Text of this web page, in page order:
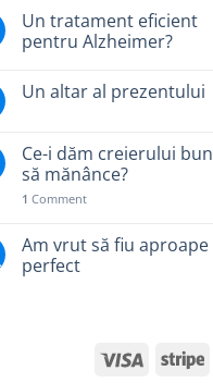
Un tratament eficient
pentru Alzheimer?
Un altar al prezentului
Ce-i dăm creierului bun
să mănânce?
1 Comment
Am vrut să fiu aproape
perfect